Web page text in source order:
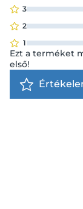
3
2
1
Ezt a terméket
első!